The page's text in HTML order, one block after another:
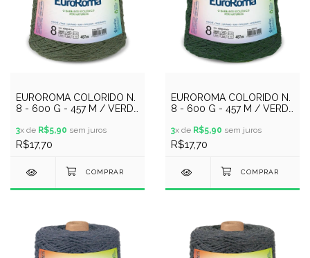
EUROROMA COLORIDO N.
8 - 600 G - 457 M / VERDE
3x de R$5,90 sem juros
R$17,70
EUROROMA COLORIDO N.
8 - 600 G - 457 M / VERDE
3x de R$5,90 sem juros
R$17,70